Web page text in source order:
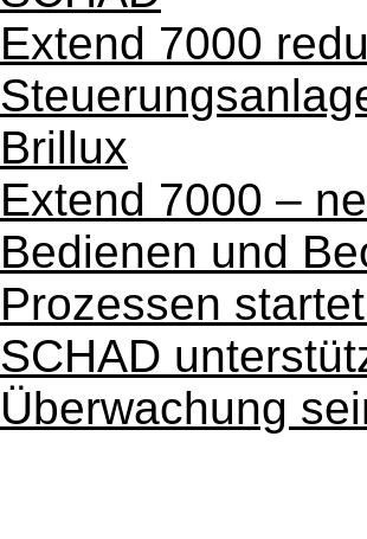
Extend 7000
Brillux
Extend 7000 –
Bedienen und
Prozessen
SCHAD
Überwachung